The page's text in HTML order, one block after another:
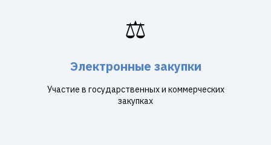
⚖️
Электронные закупки
Участие в государственных и коммерческих
закупках